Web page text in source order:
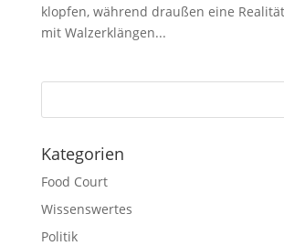
klopfen, während draußen eine
mit Walzerklängen...
Kategorien
Food Court
Wissenswertes
Politik